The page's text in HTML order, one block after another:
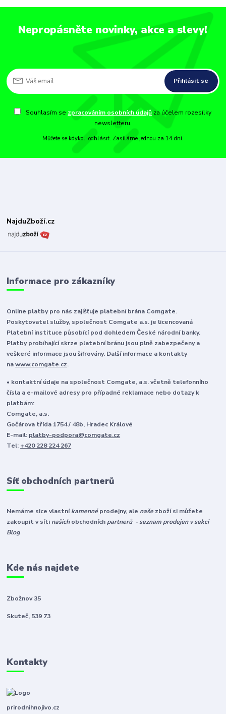
Nepropásněte novinky, akce a slevy!
Přihlásit se
Souhlasím se zpracováním osobních údajů za účelem rozesílky
newsletteru.
Můžete se kdykoli odhlásit. Zasíláme jednou za 14 dní.
NajduZboží.cz
Informace pro zákazníky
Online platby pro nás zajišťuje platební brána Comgate.
Poskytovatel služby, společnost Comgate a.s. je licencovaná
Platební instituce působící pod dohledem České národní banky.
Platby probíhající skrze platební bránu jsou plně zabezpečeny a
veškeré informace jsou šifrovány. Další informace a kontakty
nawww.comgate.cz.
• kontaktní údaje na společnost Comgate, a.s. včetně telefonního
čísla a e-mailové adresy pro případné reklamace nebo dotazy k
platbám:
Comgate, a.s.
Gočárova třída 1754 / 48b, Hradec Králové
E-mail: platby-podpora@comgate.cz
Tel: +420 228 224 267
Síť obchodních partnerů
Nemáme sice vlastníkamennéprodejny, ale naše zboží si můžete
zakoupit v síti našichobchodníchpartnerů - seznam prodejen v sekci
Blog
Kde nás najdete
Zbožnov 35
Skuteč, 539 73
Kontakty
prirodnihnojivo.cz